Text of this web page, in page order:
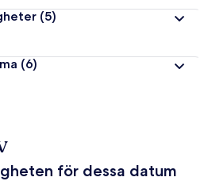
(5)
(6)
för dessa datum